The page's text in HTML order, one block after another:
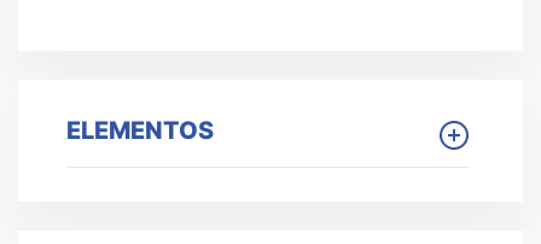
ELEMENTOS